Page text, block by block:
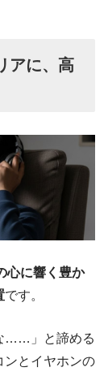
アに、高
心に響く豊か
です。
……」と諦める
ンとイヤホンの